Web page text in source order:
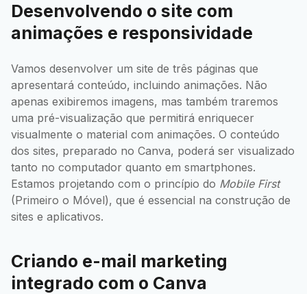
Desenvolvendo o site com
animações e responsividade
Vamos desenvolver um site de três páginas que
apresentará conteúdo, incluindo animações. Não
apenas exibiremos imagens, mas também traremos
uma pré-visualização que permitirá enriquecer
visualmente o material com animações. O conteúdo
dos sites, preparado no Canva, poderá ser visualizado
tanto no computador quanto em smartphones.
Estamos projetando com o princípio do Mobile First
(Primeiro o Móvel), que é essencial na construção de
sites e aplicativos.
Criando e-mail marketing
integrado com o Canva